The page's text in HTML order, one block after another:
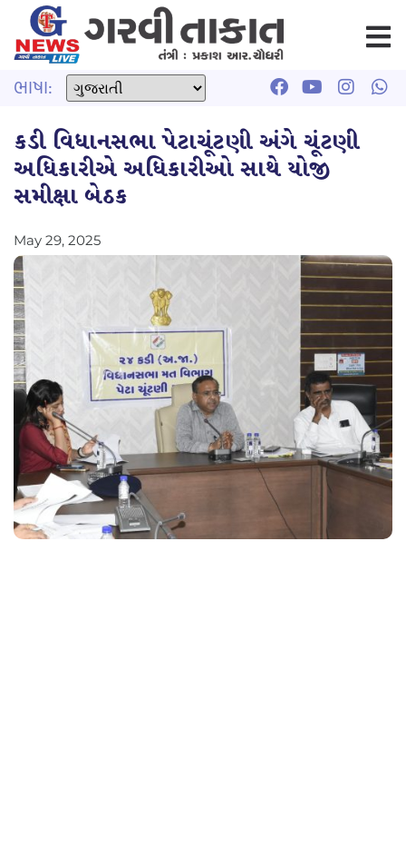
ભાષા:
કડી વિધાનસભા પેટાચૂંટણી અંગે ચૂંટણી
અધિકારીએ અધિકારીઓ સાથે યોજી
સમીક્ષા બેઠક
May 29, 2025